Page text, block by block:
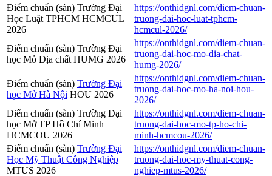
Điểm chuẩn (sàn) Trường Đại
Học Luật TPHCM HCMCUL
2026
https://onthidgnl.com/diem-chuan-
truong-dai-hoc-luat-tphcm-
hcmcul-2026/
Điểm chuẩn (sàn) Trường Đại
học Mỏ Địa chất HUMG 2026
https://onthidgnl.com/diem-chuan-
truong-dai-hoc-mo-dia-chat-
humg-2026/
Điểm chuẩn (sàn) Trường Đại
học Mở Hà Nội HOU 2026
https://onthidgnl.com/diem-chuan-
truong-dai-hoc-mo-ha-noi-hou-
2026/
Điểm chuẩn (sàn) Trường Đại
học Mở TP Hồ Chí Minh
HCMCOU 2026
https://onthidgnl.com/diem-chuan-
truong-dai-hoc-mo-tp-ho-chi-
minh-hcmcou-2026/
Điểm chuẩn (sàn) Trường Đại
Học Mỹ Thuật Công Nghiệp
MTUS 2026
https://onthidgnl.com/diem-chuan-
truong-dai-hoc-my-thuat-cong-
nghiep-mtus-2026/